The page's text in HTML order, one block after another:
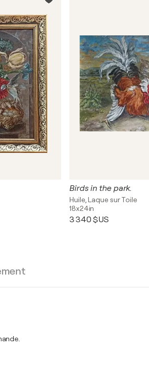
Birds in the park.
Huile, Laque sur Toile
18x24in
3 340 $US